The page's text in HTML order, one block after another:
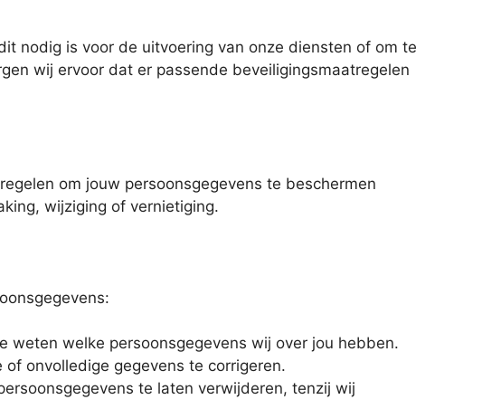
nodig is voor de uitvoering van onze diensten of om te
wij ervoor dat er passende beveiligingsmaatregelen
om jouw persoonsgegevens te beschermen
wijziging of vernietiging.
weten welke persoonsgegevens wij over jou hebben.
onvolledige gegevens te corrigeren.
te laten verwijderen, tenzij wij